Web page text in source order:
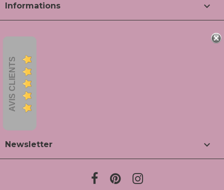
Informations 
AVIS CLIENTS
Newsletter 